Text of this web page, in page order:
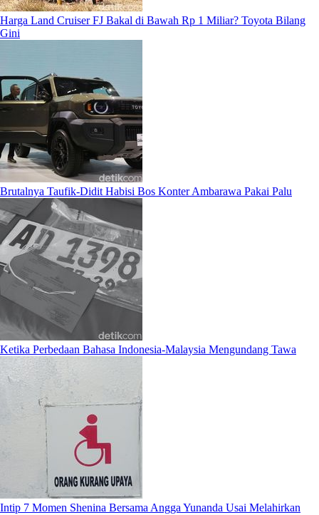
Harga Land Cruiser FJ Bakal di Bawah Rp 1 Miliar? Toyota Bilang
Gini
Brutalnya Taufik-Didit Habisi Bos Konter Ambarawa Pakai Palu
Ketika Perbedaan Bahasa Indonesia-Malaysia Mengundang Tawa
Intip 7 Momen Shenina Bersama Angga Yunanda Usai Melahirkan